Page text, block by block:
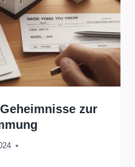
zur